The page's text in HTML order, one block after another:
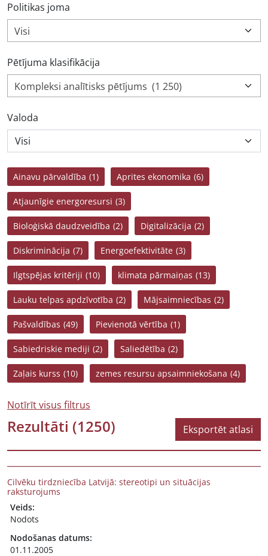
Politikas joma
Visi
Pētījuma klasifikācija
Kompleksi analītisks pētījums (1 250)
Valoda
Ainavu pārvaldība (1) Aprites ekonomika (6)
Atjaunīgie energoresursi (3)
Bioloģiskā daudzveidība (2) Digitalizācija (2)
Diskriminācija (7) Energoefektivitāte (3)
Ilgtspējas kritēriji (10) klimata pārmaiņas (13)
Lauku telpas apdzīvotība (2) Mājsaimniecības (2)
Pašvaldības (49) Pievienotā vērtība (1)
Sabiedriskie mediji (2) Saliedētība (2)
Zaļais kurss (10) zemes resursu apsaimniekošana (4)
Notīrīt visus filtrus
Rezultāti (1250) Eksportēt atlasi
Cilvēku tirdzniecība Latvijā: stereotipi un situācijas
raksturojums
Veids:
Nodots
Nodošanas datums:
01.11.2005